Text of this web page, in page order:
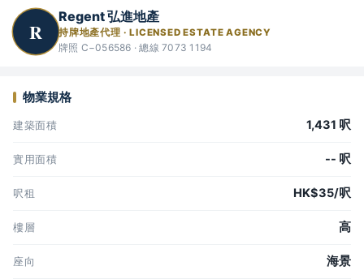
R
Regent 弘進地產
持牌地產代理 · LICENSED ESTATE AGENCY
牌照 C−056586 · 總線 7073 1194
物業規格
建築面積 1,431 呎
實用面積 -- 呎
呎租 HK$35/呎
樓層 高
座向 海景